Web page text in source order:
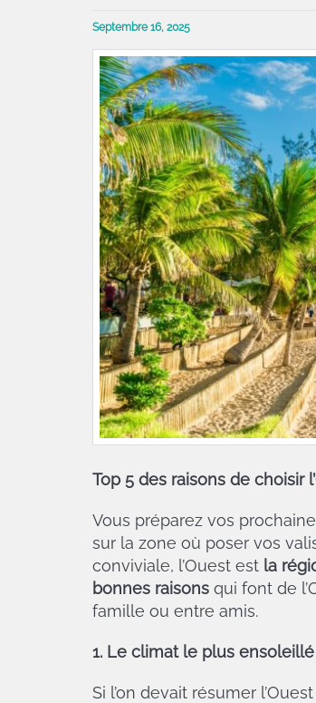
Septembre 16, 2025
Top 5 des raisons de choisir
Vous préparez vos
sur la zone où poser vos
conviviale, l’Ouest est la
bonnes raisons qui font de
famille ou entre amis.
1. Le climat le plus ensoleillé
Si l’on devait résumer